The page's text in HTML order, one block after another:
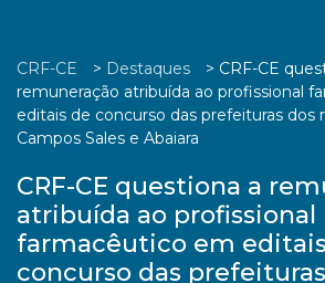
CRF-CE > Destaques > CRF-CE
remuneração atribuída ao profissional
editais de concurso das prefeituras dos
Campos Sales e Abaiara
CRF-CE questiona a
atribuída ao profissional
farmacêutico em
concurso das